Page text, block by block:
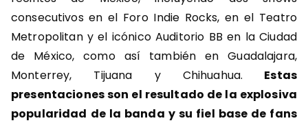
consecutivos en el Foro Indie Rocks, en el Teatro
Metropolitan y el icónico Auditorio BB en la Ciudad
de México, como así también en Guadalajara,
Monterrey, Tijuana y Chihuahua. Estas
presentaciones son el resultado de la explosiva
popularidad de la banda y su fiel base de fans